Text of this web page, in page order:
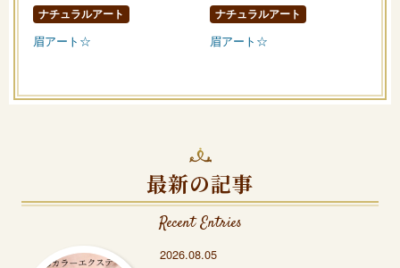
ナチュラルアート
眉アート☆
ナチュラルアート
眉アート☆
最新の記事
Recent Entries
2026.08.05